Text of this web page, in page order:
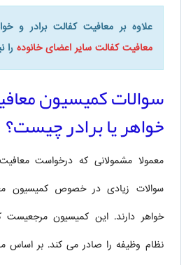
علاوه بر معافیت کفالت برادر و
معافیت کفالت سایر اعضای خانوده را
سوالات کمیسیون
خواهر یا برادر چیست؟
معمولا مشمولانی که درخواست
سوالات زیادی در خصوص کمیسیون
خواهر دارند. این کمیسیون